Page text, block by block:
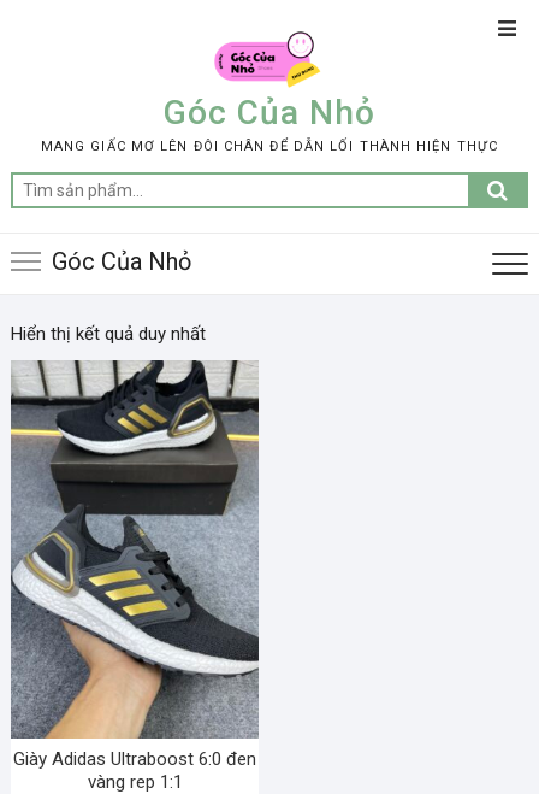
Góc Của Nhỏ
MANG GIẤC MƠ LÊN ĐÔI CHÂN ĐỂ DẪN LỐI THÀNH HIỆN THỰC
Tìm
kiếm:
Góc Của Nhỏ
Hiển thị kết quả duy nhất
Giày Adidas Ultraboost 6:0 đen
vàng rep 1:1